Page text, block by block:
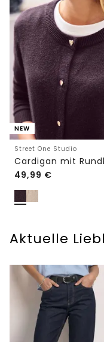
NEW
Street One Studio
49,99 €
Aktuelle